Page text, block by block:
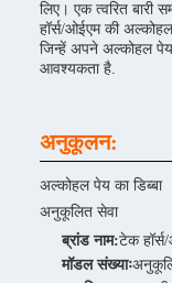
लिए। एक त्वरित बारी
हॉर्स/ओईएम की
जिन्हें अपने अल्कोहल
आवश्यकता है.
अनुकूलन:
अल्कोहल पेय का डिब्बा
अनुकूलित सेवा
ब्रांड नाम:टेक
मॉडल संख्याः